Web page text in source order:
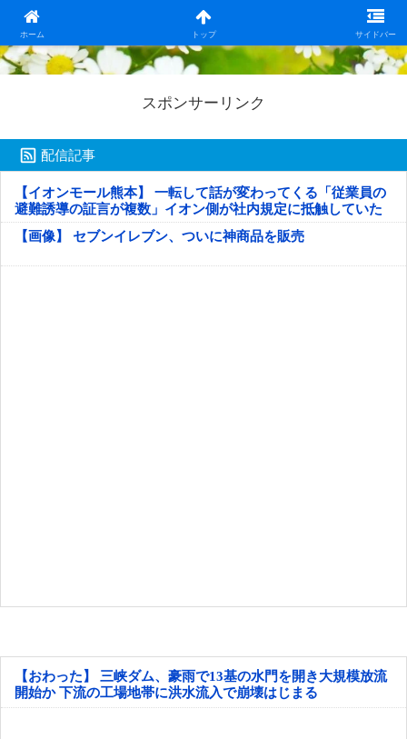
ホーム トップ サイドバー
日本第一！ニュース録
スポンサーリンク
配信記事
【イオンモール熊本】 一転して話が変わってくる「従業員の
避難誘導の証言が複数」イオン側が社内規定に抵触していた
疑い
【画像】 セブンイレブン、ついに神商品を販売
【おわった】 三峡ダム、豪雨で13基の水門を開き大規模放流
開始か 下流の工場地帯に洪水流入で崩壊はじまる